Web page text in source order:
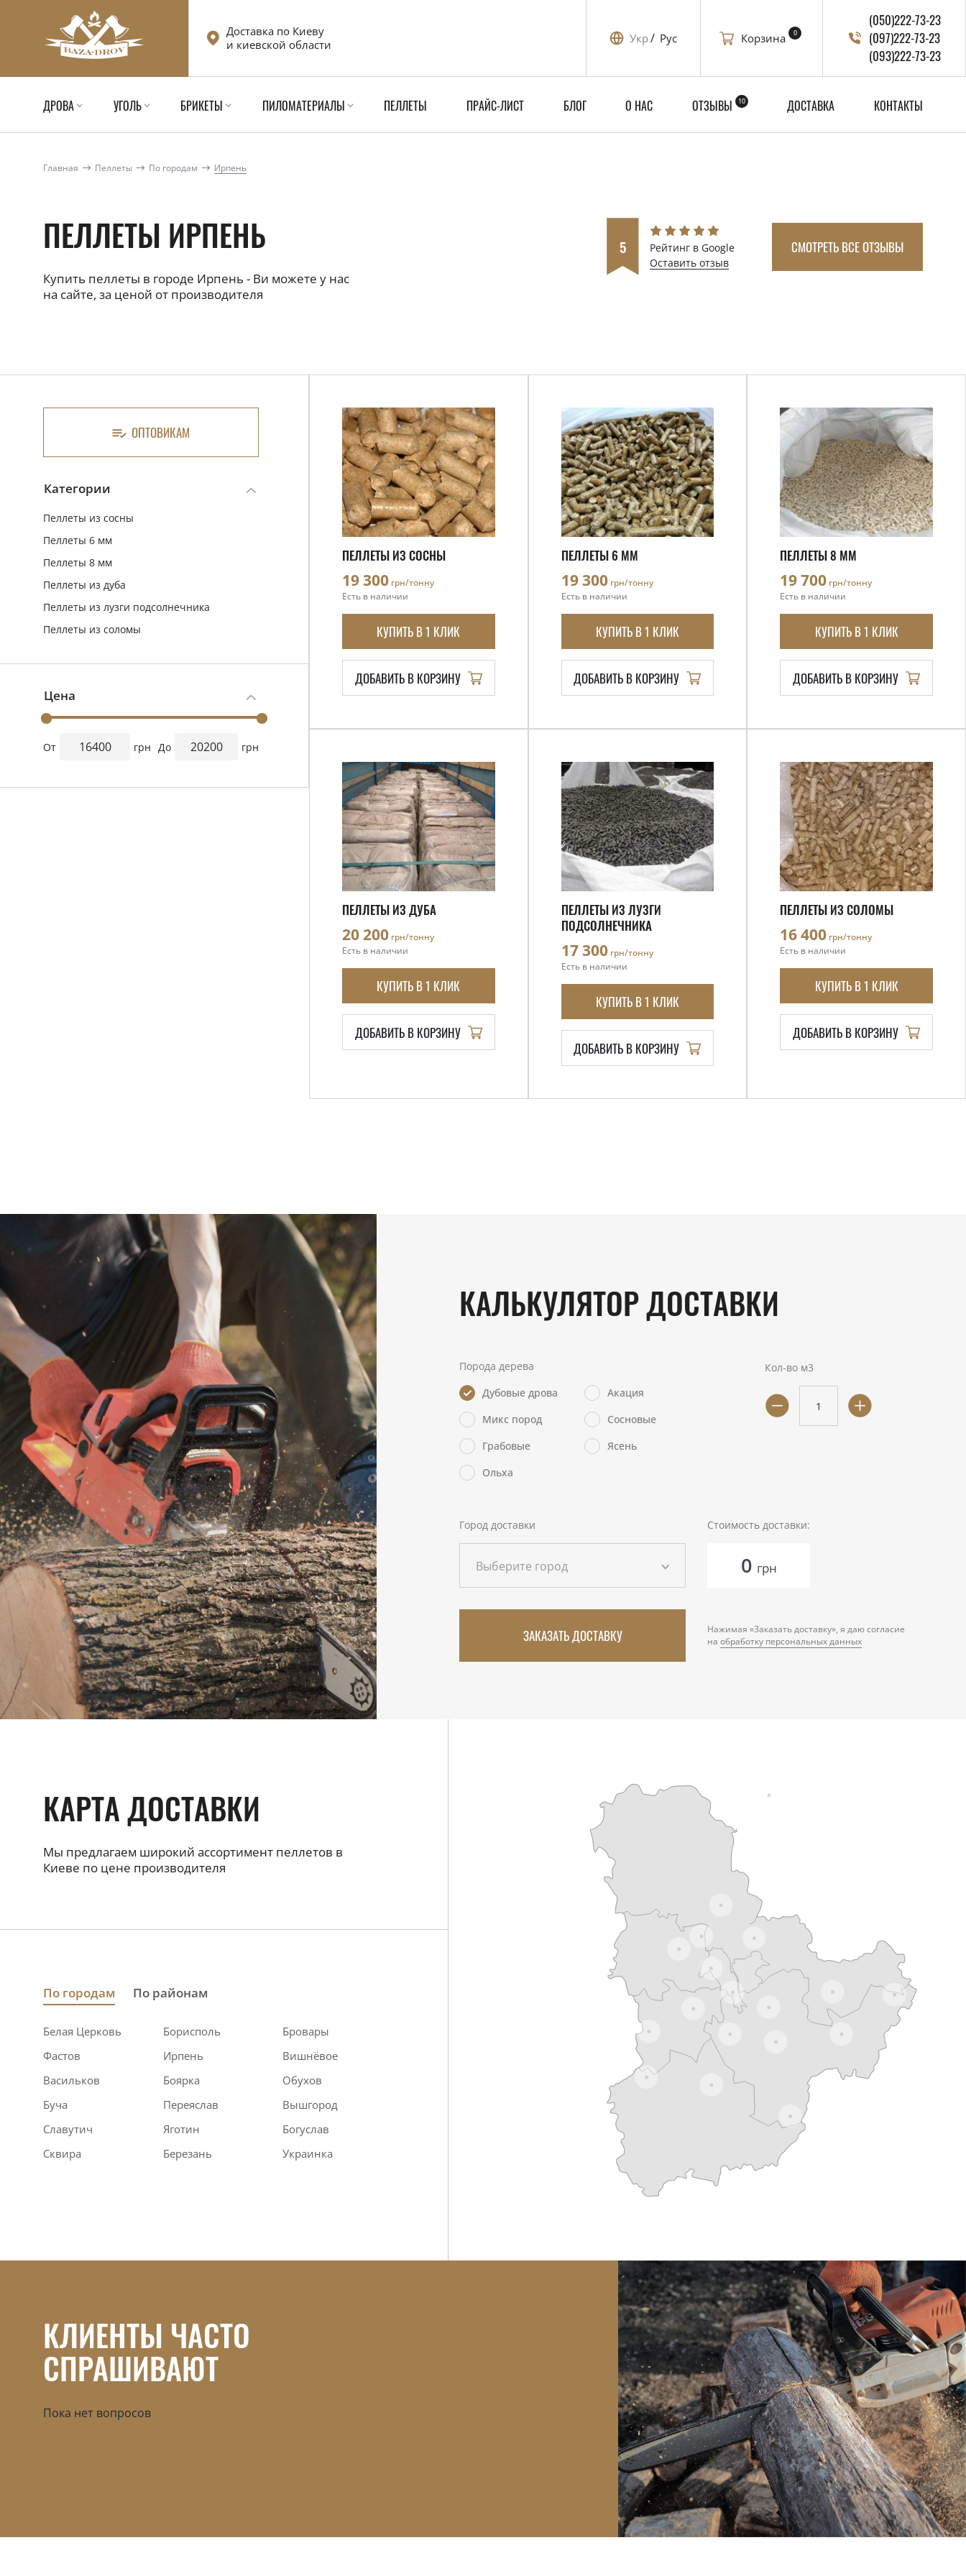
Доставка по Киеву
и киевской области
Укр Рус Корзина 0
(050)222-73-23
(097)222-73-23
(093)222-73-23
ДРОВА УГОЛЬ БРИКЕТЫ ПИЛОМАТЕРИАЛЫ ПЕЛЛЕТЫ ПРАЙС-ЛИСТ БЛОГ О НАС ОТЗЫВЫ 10 ДОСТАВКА КОНТАКТЫ
Главная Пеллеты По городам Ирпень
ПЕЛЛЕТЫ ИРПЕНЬ
Купить пеллеты в городе Ирпень - Ви можете у нас
на сайте, за ценой от производителя
5
Рейтинг в Google
Оставить отзыв
СМОТРЕТЬ ВСЕ ОТЗЫВЫ
ОПТОВИКАМ
Категории
Пеллеты из сосны
Пеллеты 6 мм
Пеллеты 8 мм
Пеллеты из дуба
Пеллеты из лузги подсолнечника
Пеллеты из соломы
Цена
От грн До грн
ПЕЛЛЕТЫ ИЗ СОСНЫ
19 300 грн/тонну
Есть в наличии
КУПИТЬ В 1 КЛИК
ДОБАВИТЬ В КОРЗИНУ
ПЕЛЛЕТЫ 6 ММ
19 300 грн/тонну
Есть в наличии
КУПИТЬ В 1 КЛИК
ДОБАВИТЬ В КОРЗИНУ
ПЕЛЛЕТЫ 8 ММ
19 700 грн/тонну
Есть в наличии
КУПИТЬ В 1 КЛИК
ДОБАВИТЬ В КОРЗИНУ
ПЕЛЛЕТЫ ИЗ ДУБА
20 200 грн/тонну
Есть в наличии
КУПИТЬ В 1 КЛИК
ДОБАВИТЬ В КОРЗИНУ
ПЕЛЛЕТЫ ИЗ ЛУЗГИ
ПОДСОЛНЕЧНИКА
17 300 грн/тонну
Есть в наличии
КУПИТЬ В 1 КЛИК
ДОБАВИТЬ В КОРЗИНУ
ПЕЛЛЕТЫ ИЗ СОЛОМЫ
16 400 грн/тонну
Есть в наличии
КУПИТЬ В 1 КЛИК
ДОБАВИТЬ В КОРЗИНУ
КАЛЬКУЛЯТОР ДОСТАВКИ
Порода дерева
Дубовые дрова
Акация
Микс пород
Сосновые
Грабовые
Ясень
Ольха
Кол-во м3
Город доставки
Выберите город
Стоимость доставки:
0 грн
ЗАКАЗАТЬ ДОСТАВКУ
Нажимая «Заказать доставку», я даю согласие
на обработку персональных данных
КАРТА ДОСТАВКИ
Мы предлагаем широкий ассортимент пеллетов в
Киеве по цене производителя
По городам По районам
Белая Церковь Борисполь
Бровары
Фастов
Ирпень
Вишнёвое
Васильков
Боярка
Обухов
Буча
Переяслав
Вышгород
Славутич
Яготин
Богуслав
Сквира
Березань Украинка
КЛИЕНТЫ ЧАСТО
СПРАШИВАЮТ
Пока нет вопросов